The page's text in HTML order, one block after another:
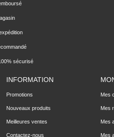
sécurisé
INFORMATION
Promotions
Nouveaux produits
Meilleures ventes
Contactez-nous
Mes
Mes
Mes
Mes